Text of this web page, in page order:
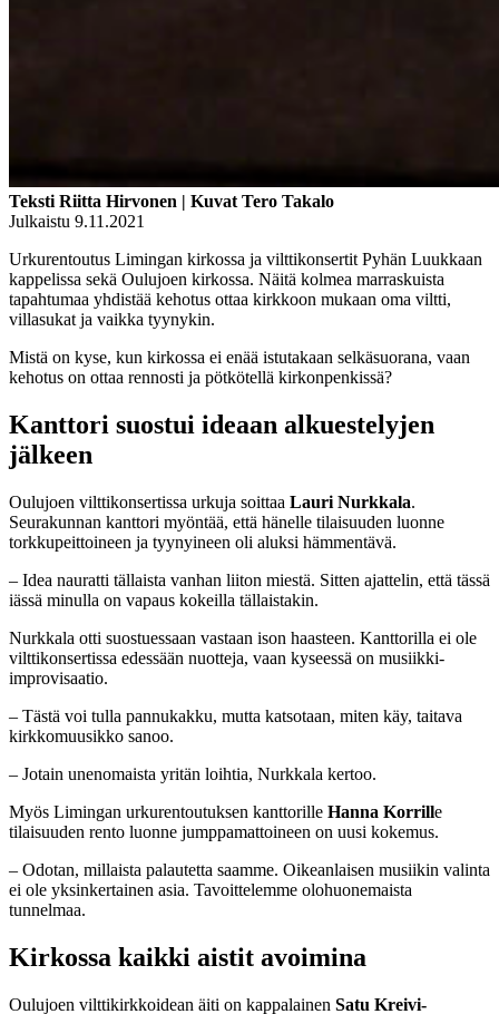
Teksti Riitta Hirvonen | Kuvat Tero Takalo
Julkaistu 9.11.2021
Urkurentoutus Limingan kirkossa ja vilttikonsertit Pyhän Luukkaan
kappelissa sekä Oulujoen kirkossa. Näitä kolmea marraskuista
tapahtumaa yhdistää kehotus ottaa kirkkoon mukaan oma viltti,
villasukat ja vaikka tyynykin.
Mistä on kyse, kun kirkossa ei enää istutakaan selkäsuorana, vaan
kehotus on ottaa rennosti ja pötkötellä kirkonpenkissä?
Kanttori suostui ideaan alkuestelyjen
jälkeen
Oulujoen vilttikonsertissa urkuja soittaa Lauri Nurkkala.
Seurakunnan kanttori myöntää, että hänelle tilaisuuden luonne
torkkupeittoineen ja tyynyineen oli aluksi hämmentävä.
– Idea nauratti tällaista vanhan liiton miestä. Sitten ajattelin, että tässä
iässä minulla on vapaus kokeilla tällaistakin.
Nurkkala otti suostuessaan vastaan ison haasteen. Kanttorilla ei ole
vilttikonsertissa edessään nuotteja, vaan kyseessä on musiikki-
improvisaatio.
– Tästä voi tulla pannukakku, mutta katsotaan, miten käy, taitava
kirkkomuusikko sanoo.
– Jotain unenomaista yritän loihtia, Nurkkala kertoo.
Myös Limingan urkurentoutuksen kanttorille Hanna Korrille
tilaisuuden rento luonne jumppamattoineen on uusi kokemus.
– Odotan, millaista palautetta saamme. Oikeanlaisen musiikin valinta
ei ole yksinkertainen asia. Tavoittelemme olohuonemaista
tunnelmaa.
Kirkossa kaikki aistit avoimina
Oulujoen vilttikirkkoidean äiti on kappalainen Satu Kreivi-